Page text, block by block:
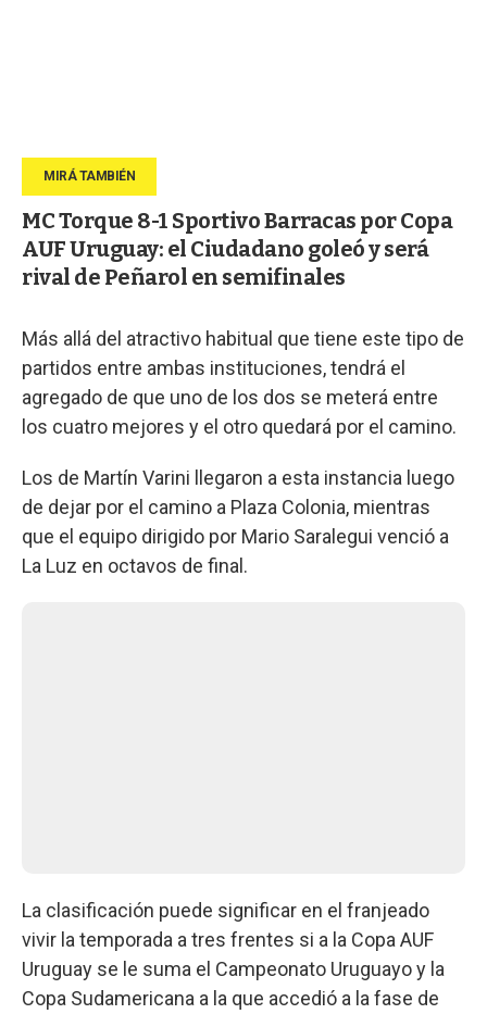
MC Torque 8-1 Sportivo Barracas por Copa
AUF Uruguay: el Ciudadano goleó y será
rival de Peñarol en semifinales
Más allá del atractivo habitual que tiene este tipo de
partidos entre ambas instituciones, tendrá el
agregado de que uno de los dos se meterá entre
los cuatro mejores y el otro quedará por el camino.
Los de Martín Varini llegaron a esta instancia luego
de dejar por el camino a Plaza Colonia, mientras
que el equipo dirigido por Mario Saralegui venció a
La Luz en octavos de final.
La clasificación puede significar en el franjeado
vivir la temporada a tres frentes si a la Copa AUF
Uruguay se le suma el Campeonato Uruguayo y la
Copa Sudamericana a la que accedió a la fase de